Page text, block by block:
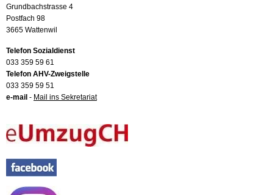
Grundbachstrasse 4
Postfach 98
3665 Wattenwil
Telefon Sozialdienst
033 359 59 61
Telefon AHV-Zweigstelle
033 359 59 51
e-mail - Mail ins Sekretariat